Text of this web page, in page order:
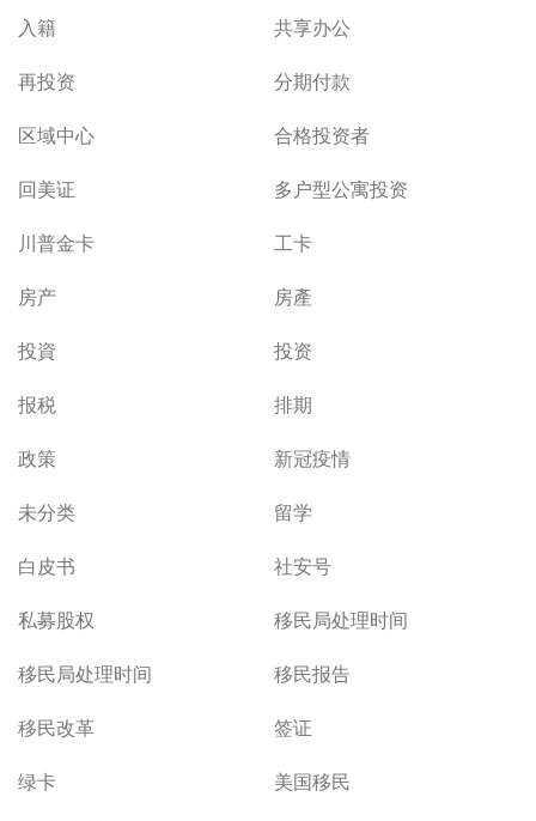
入籍
共享办公
再投资
分期付款
区域中心
合格投资者
回美证
多户型公寓投资
川普金卡
工卡
房产
房產
投資
投资
报税
排期
政策
新冠疫情
未分类
留学
白皮书
社安号
私募股权
移民局处理时间
移民局处理时间
移民报告
移民改革
签证
绿卡
美国移民